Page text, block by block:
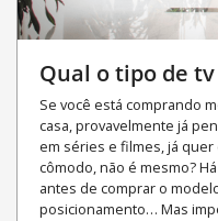
Qual o tipo de
Se você está comprando
casa, provavelmente já
em séries e filmes, já
cômodo, não é mesmo?
antes de comprar o
posicionamento… Mas